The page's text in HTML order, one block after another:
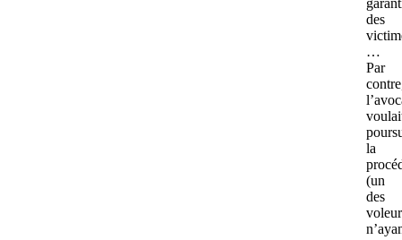
des
…
Par
la
(un
des